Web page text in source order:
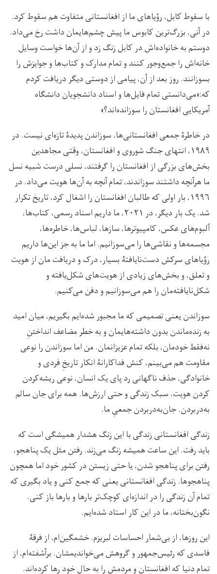
با سقوط کابل، رؤیاهای ما از افغانستانی متفاوت هم سقوط کرد.
در آنی، بزرگ‌ترین کابوس ما پیش چشم‌هایمان داشت رخ می‌داد.
دوستم به خانواده‌اش در کابل زنگ زد و از آن‌ها خواست وسایل
خانه‌اش را جمع‌وجور کنند و تمام مدارک و کتاب‌ها و جوایزش را
بسوزانند. روز بعد از آن، پیامی از دوستی دیگر دریافت کردم
که:«می‌دانستی تمام فایل‌ها و اسناد دانشجویان دانشگاه
آمریکایی افغانستان را سوزانده‌اند؟»
در خاطرۀ جمعی افغانستانی‌ها، سوزاندن پدیدۀ تازه‌ای نیست. در
۱۹۸۹، انتهای جنگ شوروی و افغانستان، وقتی مجاهدین
بخش‌های بزرگی از افغانستان را گرفتند، نسلی درست شبیه نسل
ما هرآنچه داشتند سوزاندند، تمام آنچه به آن‌ها هویت می‌داد. در
۱۹۹۶، بار اولی که طالبان افغانستان را اشغال کرد، تاریخ تکرار
شد. یک بار دیگر، در ۲۰۲۱، ما داریم اسناد رسمی، کتاب‌ها،
آلبوم‌های عکس، کامپیوترها، سازها، لباس‌ها، خاطره‌ها،
مجسمه‌ها و نقاشی‌ها را می‌سوزانیم. اما ما به جز این‌ها داریم
رؤیاهای سرکش دست‌نایافتۀ بسیار، درک و دریافت مان از هویت
و تعلق، و بخش‌های زیادی از هویت‌های شکل‌یافته و
شکل‌نایافته‌مان را هم می‌سوزانیم و دفن می‌کنیم.
سوزاندن یعنی تصمیمی که ما مجبور شده‌ایم بگیریم، میان امید
به زنده‌ماندن بدون داشته‌هایمان و به خطر مضاعف انداختنِ
نه‌فقط خودمان، بلکه تمام عزیزانمان. من اما سوزاندن را نوعی
مقاومت هم می‌بینم، کنش فداکارانۀ انکار تاریخِ فردی و
خانوادگی، حذف ناگهانی رد پای یک انسان، نوعی ریشه‌کردن
کردن هویت، سبک زندگی و حتی ارزش‌ها. همه برای جان سالم
به‌دربردن. جان‌به‌دربردن جمعیِ ما.
زندگی افغانستانی زندگی با این زنگ هشدار همیشگی است که
باید رفت. این ساعت همیشه زنگ می‌زند. رفتن مثل یک پناهجو،
رفتن برای پناهجو شدن، یا حتی زیستن در کشور خود اما همچون
پناهجوها. زندگی افغانستانی یعنی که جمع کنی و یاد بگیری که
تمام آن زندگی را در اندازه‌ای کوچک‌تر بارها و بارها باز کنی.
نگون‌بختانه، ما در این کار استاد شده‌ایم.
این روزها، از بی‌شمار احساسات لبریزم. خشمگین‌ام، از فرقۀ
فاسدی که رئیس‌جمهور و گروهش می‌خواندیمشان. برآشفته‌ام، از
تمام دنیا که افغانستان و مردمش را به حال خود رها کرده‌اند.